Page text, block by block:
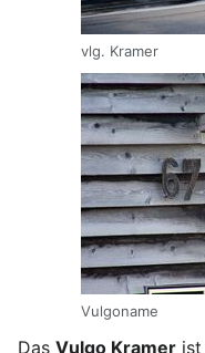
vlg. Kramer
Vulgoname
Das Vulgo Kramer